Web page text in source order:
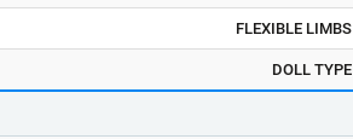
FLEXIBLE LIMBS
DOLL TYPE